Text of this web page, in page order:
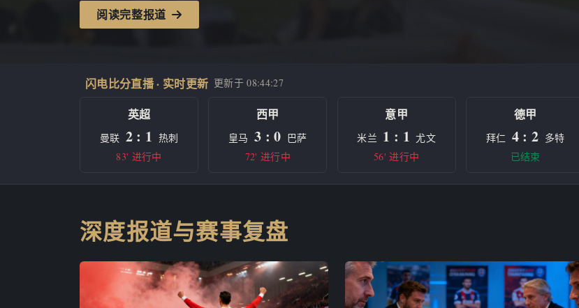
阅读完整报道
闪电比分直播 · 实时更新 更新于08:44:27
英超
曼联 2 : 1 热刺
83' 进行中
西甲
皇马 3 : 0 巴萨
72' 进行中
意甲
米兰 1 : 1 尤文
56' 进行中
德甲
拜仁 4 : 2 多特
已结束
深度报道与赛事复盘